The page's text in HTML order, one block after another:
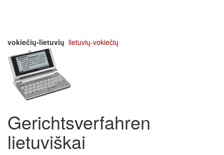
vokiečių-lietuvių lietuvių-vokiečių
Gerichtsverfahren
lietuviškai